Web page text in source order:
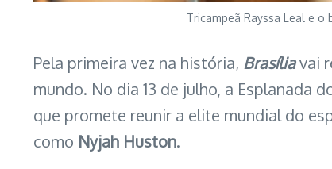
Tricampeã Rayssa Leal e
Pela primeira vez na história, Brasíliavai
mundo. No dia 13 de julho, a Esplanada
que promete reunir a elite mundial do
como Nyjah Huston.